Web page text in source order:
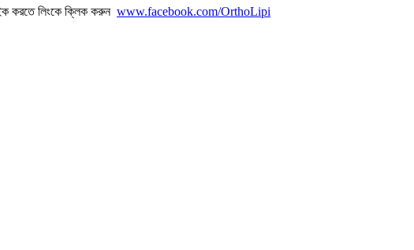
করতে লিংকে ক্লিক করুন www.facebook.com/OrthoLipi